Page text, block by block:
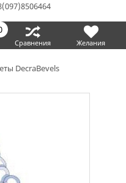
DecraBevels
Сравнения Желания